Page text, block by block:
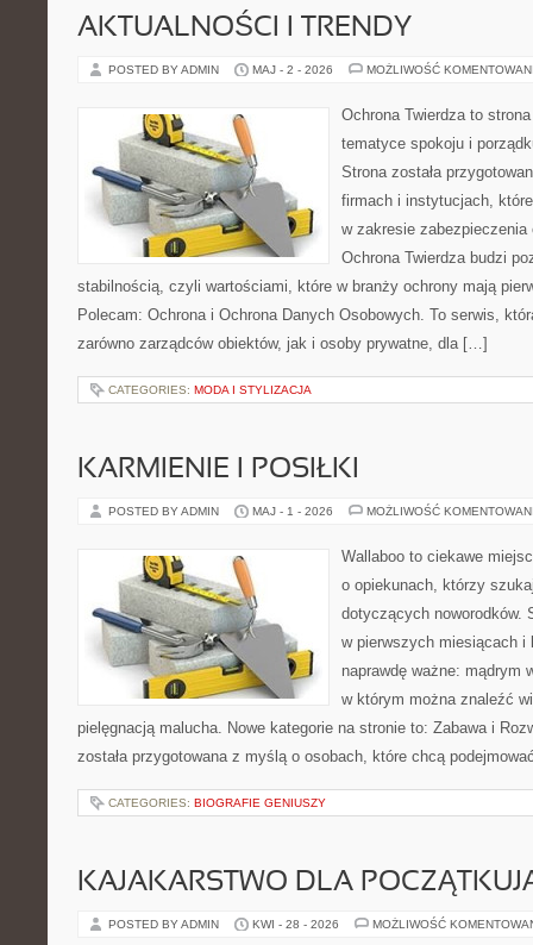
AKTUALNOŚCI I TRENDY
POSTED BY ADMIN MAJ - 2 - 2026 MOŻLIWOŚĆ
Ochrona Twierdza to
tematyce spokoju i
Strona została
firmach i instytucjach,
w zakresie
Ochrona Twierdza budzi
stabilnością, czyli wartościami, które w branży ochrony mają
Polecam: Ochrona i Ochrona Danych Osobowych. To serwis,
zarówno zarządców obiektów, jak i osoby prywatne, dla […]
CATEGORIES: MODA I STYLIZACJA
KARMIENIE I POSIŁKI
POSTED BY ADMIN MAJ - 1 - 2026 MOŻLIWOŚĆ
Wallaboo to ciekawe
o opiekunach, którzy
dotyczących noworodków.
w pierwszych miesiącach
naprawdę ważne: mądrym
w którym można znaleźć
pielęgnacją malucha. Nowe kategorie na stronie to: Zabawa i
została przygotowana z myślą o osobach, które chcą
CATEGORIES: BIOGRAFIE GENIUSZY
KAJAKARSTWO DLA
POSTED BY ADMIN KWI - 28 - 2026 MOŻLIWOŚĆ